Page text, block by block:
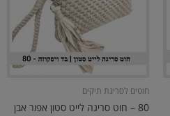
חוטים לסריגת תיקים
80 – חוט סריגה לייט סטון אפור אבן